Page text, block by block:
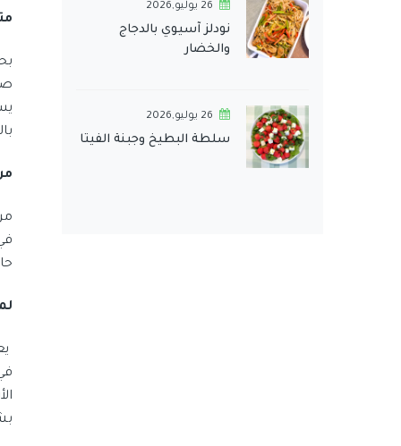
26 يوليو,2026
نودلز آسيوي بالدجاج
والخضار
26 يوليو,2026
سلطة البطيخ وجبنة الفيتا